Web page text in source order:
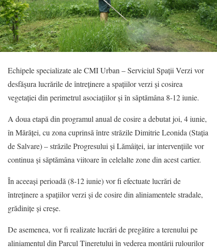
Echipele specializate ale CMI Urban – Serviciul Spații Verzi vor
desfășura lucrările de întreținere a spațiilor verzi și cosirea
vegetației din perimetrul asociațiilor și în săptămâna 8-12 iunie.
A doua etapă din programul anual de cosire a debutat joi, 4 iunie,
în Mărăței, cu zona cuprinsă între străzile Dimitrie Leonida (Stația
de Salvare) – străzile Progresului și Lămâiței, iar intervențiile vor
continua și săptămâna viitoare în celelalte zone din acest cartier.
În aceeași perioadă (8-12 iunie) vor fi efectuate lucrări de
întreținere a spațiilor verzi și de cosire din aliniamentele stradale,
grădinițe și creșe.
De asemenea, vor fi realizate lucrări de pregătire a terenului pe
aliniamentul din Parcul Tineretului în vederea montării rulourilor